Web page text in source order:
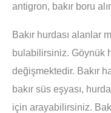
antigron, bakır boru
Bakır hurdası alanlar
bulabilirsiniz. Göynük
değişmektedir. Bakır
bakır süs eşyası,
için arayabilirsiniz.